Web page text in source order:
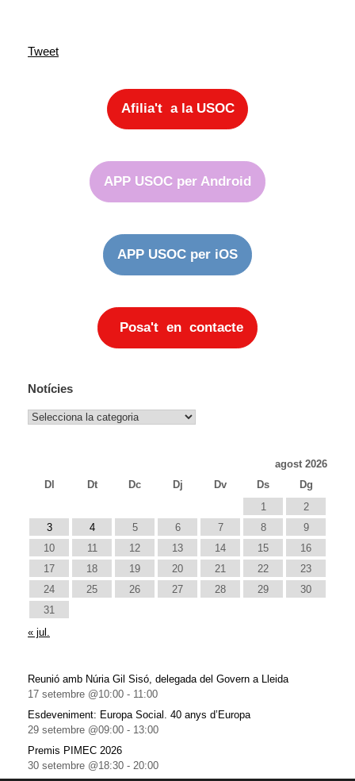
Tweet
Afilia't a la USOC
APP USOC per Android
APP USOC per iOS
Posa't en contacte
Notícies
Notícies
agost 2026
Dl
Dt Dc Dj Dv Ds
Dg
1
2
3
4 5 6 7 8
9
10
11 12 13 14 15
16
17
18 19 20 21 22
23
24
25 26 27 28 29
30
31
« jul.
Reunió amb Núria Gil Sisó, delegada del Govern a Lleida
17 setembre @10:00 - 11:00
Esdeveniment: Europa Social. 40 anys d’Europa
29 setembre @09:00 - 13:00
Premis PIMEC 2026
30 setembre @18:30 - 20:00